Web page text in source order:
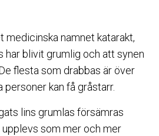
medicinska namnet katarakt,
har blivit grumlig och att synen
flesta som drabbas är över
personer kan få gråstarr.
lins grumlas försämras
som mer och mer